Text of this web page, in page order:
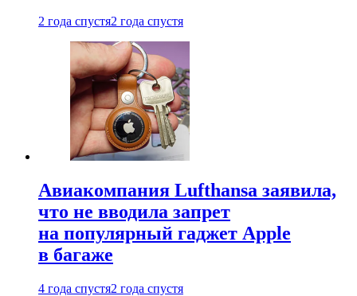
2 года спустя2 года спустя
Авиакомпания Lufthansa заявила,
что не вводила запрет
на популярный гаджет Apple
в багаже
4 года спустя2 года спустя